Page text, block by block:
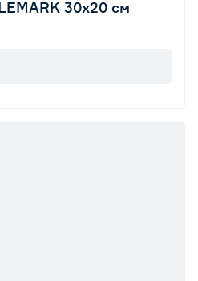
30х20 см